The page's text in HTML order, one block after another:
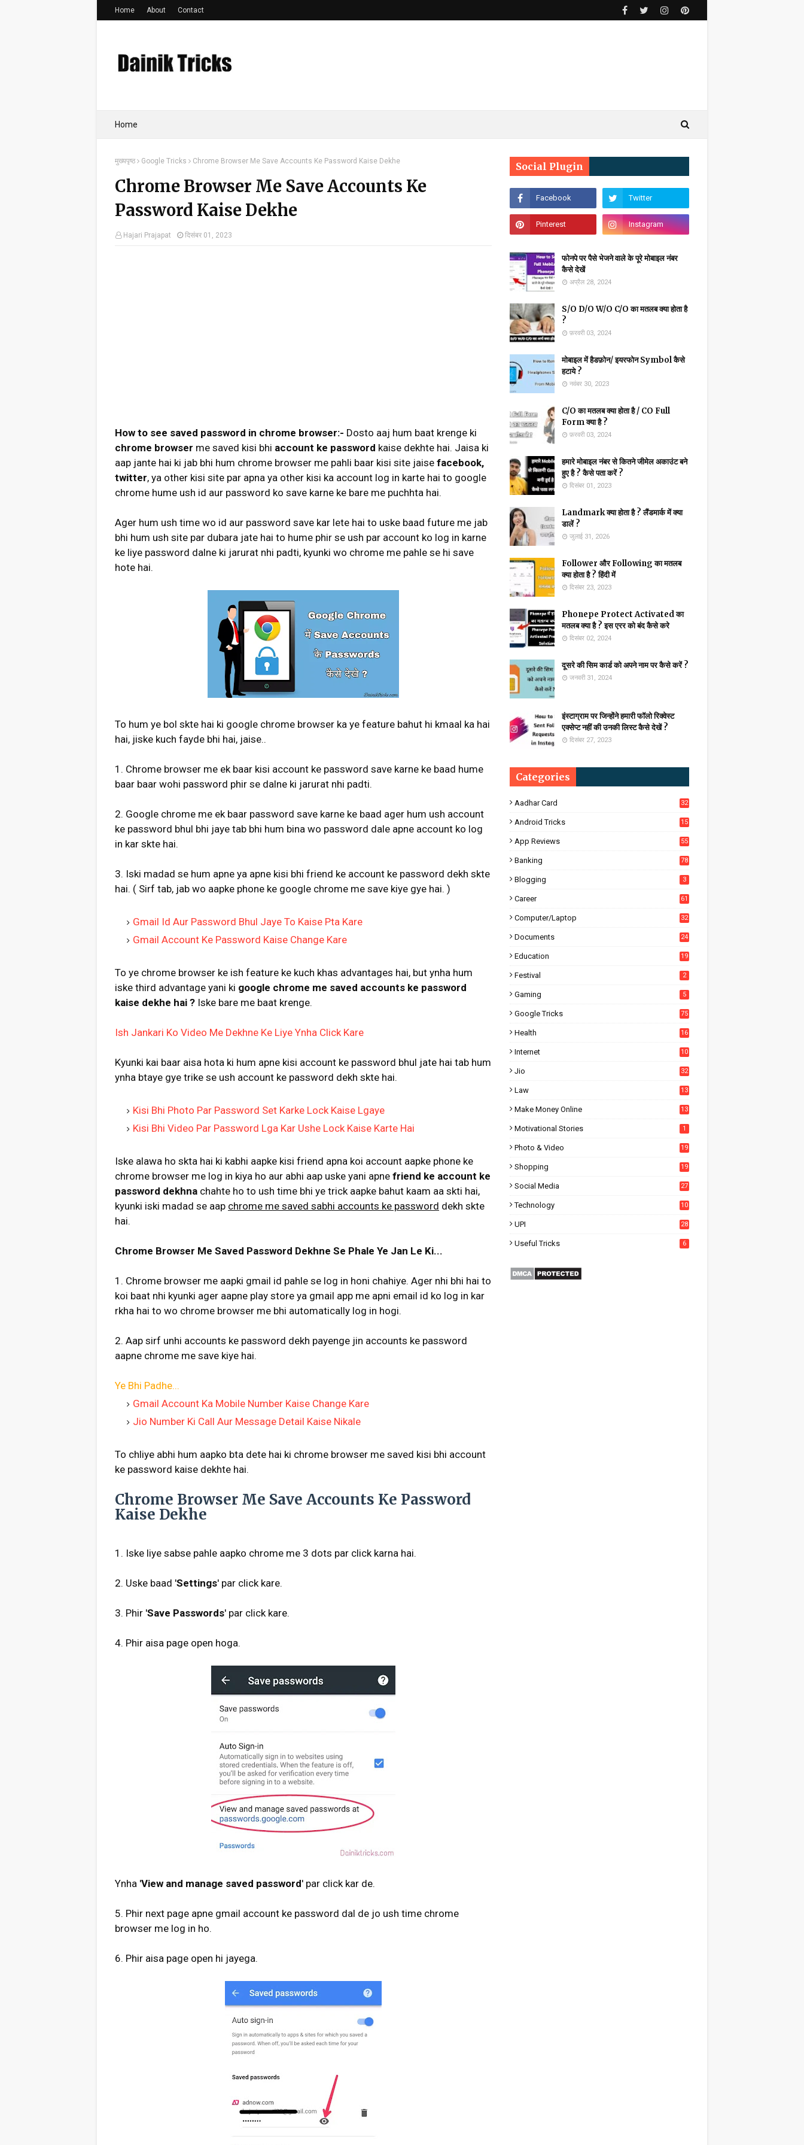
Home About Contact
Home
मुख्यपृष्ठ Google Tricks Chrome Browser Me Save Accounts Ke Password Kaise Dekhe
Chrome Browser Me Save Accounts Ke
Password Kaise Dekhe
Hajari Prajapat दिसंबर 01, 2023
How to see saved password in chrome browser:- Dosto aaj hum baat krenge ki
chrome browser me saved kisi bhi account ke password kaise dekhte hai. Jaisa ki
aap jante hai ki jab bhi hum chrome browser me pahli baar kisi site jaise facebook,
twitter, ya other kisi site par apna ya other kisi ka account log in karte hai to google
chrome hume ush id aur password ko save karne ke bare me puchhta hai.
Ager hum ush time wo id aur password save kar lete hai to uske baad future me jab
bhi hum ush site par dubara jate hai to hume phir se ush par account ko log in karne
ke liye password dalne ki jarurat nhi padti, kyunki wo chrome me pahle se hi save
hote hai.
To hum ye bol skte hai ki google chrome browser ka ye feature bahut hi kmaal ka hai
hai, jiske kuch fayde bhi hai, jaise..
1. Chrome browser me ek baar kisi account ke password save karne ke baad hume
baar baar wohi password phir se dalne ki jarurat nhi padti.
2. Google chrome me ek baar password save karne ke baad ager hum ush account
ke password bhul bhi jaye tab bhi hum bina wo password dale apne account ko log
in kar skte hai.
3. Iski madad se hum apne ya apne kisi bhi friend ke account ke password dekh skte
hai. ( Sirf tab, jab wo aapke phone ke google chrome me save kiye gye hai. )
Gmail Id Aur Password Bhul Jaye To Kaise Pta Kare
Gmail Account Ke Password Kaise Change Kare
To ye chrome browser ke ish feature ke kuch khas advantages hai, but ynha hum
iske third advantage yani ki google chrome me saved accounts ke password
kaise dekhe hai ? Iske bare me baat krenge.
Ish Jankari Ko Video Me Dekhne Ke Liye Ynha Click Kare
Kyunki kai baar aisa hota ki hum apne kisi account ke password bhul jate hai tab hum
ynha btaye gye trike se ush account ke password dekh skte hai.
Kisi Bhi Photo Par Password Set Karke Lock Kaise Lgaye
Kisi Bhi Video Par Password Lga Kar Ushe Lock Kaise Karte Hai
Iske alawa ho skta hai ki kabhi aapke kisi friend apna koi account aapke phone ke
chrome browser me log in kiya ho aur abhi aap uske yani apne friend ke account ke
password dekhna chahte ho to ush time bhi ye trick aapke bahut kaam aa skti hai,
kyunki iski madad se aap chrome me saved sabhi accounts ke password dekh skte
hai.
Chrome Browser Me Saved Password Dekhne Se Phale Ye Jan Le Ki...
1. Chrome browser me aapki gmail id pahle se log in honi chahiye. Ager nhi bhi hai to
koi baat nhi kyunki ager aapne play store ya gmail app me apni email id ko log in kar
rkha hai to wo chrome browser me bhi automatically log in hogi.
2. Aap sirf unhi accounts ke password dekh payenge jin accounts ke password
aapne chrome me save kiye hai.
Ye Bhi Padhe...
Gmail Account Ka Mobile Number Kaise Change Kare
Jio Number Ki Call Aur Message Detail Kaise Nikale
To chliye abhi hum aapko bta dete hai ki chrome browser me saved kisi bhi account
ke password kaise dekhte hai.
Chrome Browser Me Save Accounts Ke Password
Kaise Dekhe
1. Iske liye sabse pahle aapko chrome me 3 dots par click karna hai.
2. Uske baad 'Settings' par click kare.
3. Phir 'Save Passwords' par click kare.
4. Phir aisa page open hoga.
Ynha 'View and manage saved password' par click kar de.
5. Phir next page apne gmail account ke password dal de jo ush time chrome
browser me log in ho.
6. Phir aisa page open hi jayega.
Social Plugin
फोनपे पर पैसे भेजने वाले के पूरे मोबाइल नंबर
कैसे देखें
अप्रैल 28, 2024
S/O D/O W/O C/O का मतलब क्या होता है
?
फ़रवरी 03, 2024
मोबाइल में हैडफ़ोन/ इयरफोन Symbol कैसे
हटाये ?
नवंबर 30, 2023
C/O का मतलब क्या होता है / CO Full
Form क्या है ?
फ़रवरी 03, 2024
हमारे मोबाइल नंबर से कितने जीमेल अकाउंट बने
हुए है ? कैसे पता करें ?
दिसंबर 01, 2023
Landmark क्या होता है ? लैंडमार्क में क्या
डालें ?
जुलाई 31, 2026
Follower और Following का मतलब
क्या होता है ? हिंदी में
दिसंबर 23, 2023
Phonepe Protect Activated का
मतलब क्या है ? इस एरर को बंद कैसे करे
दिसंबर 02, 2024
दूसरे की सिम कार्ड को अपने नाम पर कैसे करें ?
जनवरी 31, 2024
इंस्टाग्राम पर जिन्होंने हमारी फॉलो रिक्वेस्ट
एक्सेप्ट नहीं की उनकी लिस्ट कैसे देखें ?
दिसंबर 27, 2023
Categories
Aadhar Card 32
Android Tricks
15
App Reviews 55
Banking 78
Blogging 3
Career 61
Computer/Laptop 32
Documents 24
Education
19
Festival 2
Gaming 5
Google Tricks 75
Health 16
Internet
10
Jio 32
Law 13
Make Money Online 13
Motivational Stories 1
Photo & Video 19
Shopping 19
Social Media
27
Technology 10
UPI 28
Useful Tricks 6